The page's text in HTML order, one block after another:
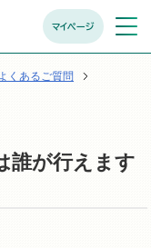
マイページ メニュ
開く
くあるご質問
誰が行えます